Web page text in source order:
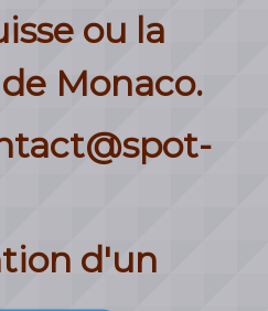
ou la
Monaco.
d'un